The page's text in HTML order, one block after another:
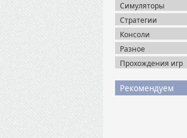
Симуляторы
Стратегии
Консоли
Разное
Прохождения игр
Рекомендуем